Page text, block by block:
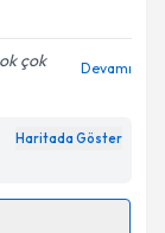
çok
Devamı
Haritada Göster